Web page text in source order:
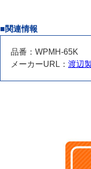
■関連情報
品番：WPMH-65K
メーカーURL： 渡辺